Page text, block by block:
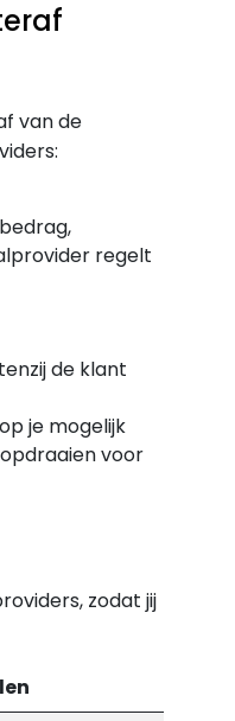
van de
regelt
de klant
je mogelijk
voor
zodat jij